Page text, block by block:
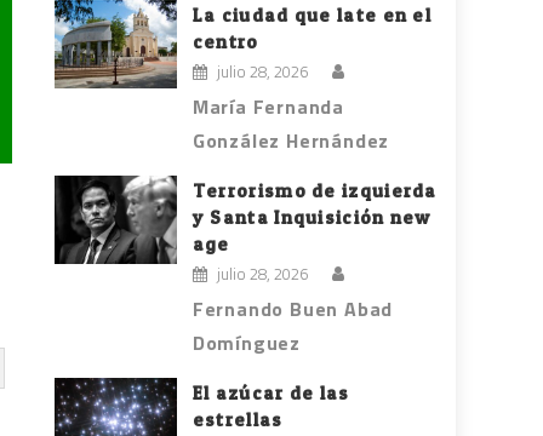
La ciudad que late en el
centro
julio 28, 2026
María Fernanda
González Hernández
Terrorismo de izquierda
y Santa Inquisición new
age
julio 28, 2026
Fernando Buen Abad
Domínguez
El azúcar de las
estrellas